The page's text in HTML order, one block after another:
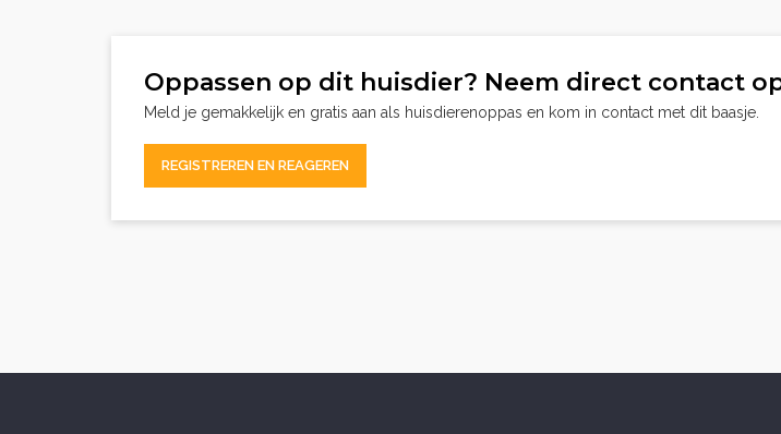
Oppassen op dit huisdier? Neem direct contact
Meld je gemakkelijk en gratis aan als huisdierenoppas en kom in contact met dit baasje.
REGISTREREN EN REAGEREN